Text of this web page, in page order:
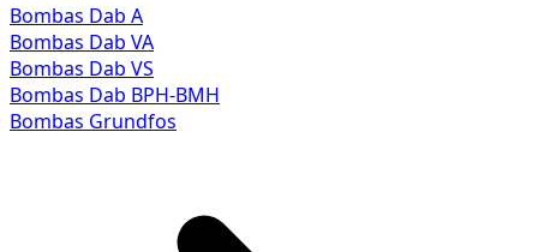
Bombas Dab A
Bombas Dab VA
Bombas Dab VS
Bombas Dab BPH-BMH
Bombas Grundfos